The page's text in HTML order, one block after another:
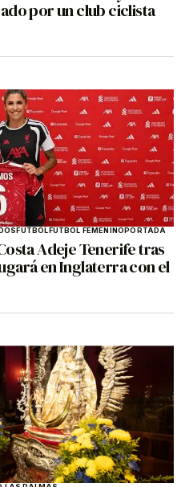
por un club ciclista
FÚTBOLFÚTBOL FEMENINOPORTADA
Adeje Tenerife tras
en Inglaterra con el